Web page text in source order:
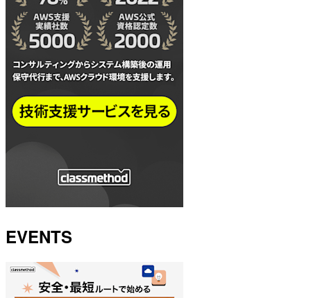
EVENTS